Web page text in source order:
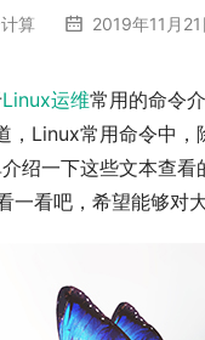
算 2019年11月
Linux运维常用的命令
，Linux常用命令中，
绍一下这些文本查看
一看吧，希望能够对